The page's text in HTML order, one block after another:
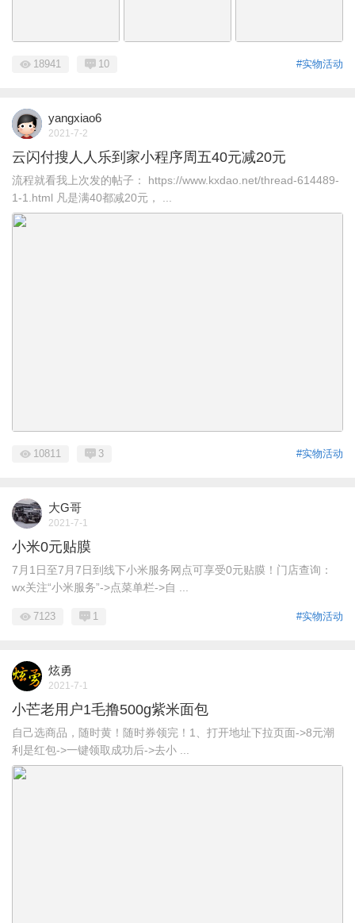
#实物活动
18941 10
yangxiao6
2021-7-2
云闪付搜人人乐到家小程序周五40元减20元
流程就看我上次发的帖子： https://www.kxdao.net/thread-614489-
1-1.html 凡是满40都减20元， ...
#实物活动
10811 3
大G哥
2021-7-1
小米0元贴膜
7月1日至7月7日到线下小米服务网点可享受0元贴膜！门店查询：
wx关注“小米服务”->点菜单栏->自 ...
#实物活动
7123 1
炫勇
2021-7-1
小芒老用户1毛撸500g紫米面包
自己选商品，随时黄！随时券领完！1、打开地址下拉页面->8元潮
利是红包->一键领取成功后->去小 ...